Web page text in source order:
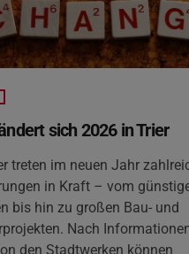
sich 2026 in Trier
treten im neuen Jahr
in Kraft – vom
bis hin zu großen Bau- und
Nach
den Stadtwerken können